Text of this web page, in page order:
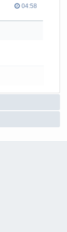
04:58